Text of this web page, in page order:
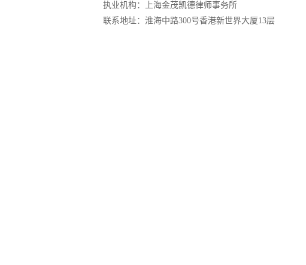
执业机构：上海金茂凯德律师事务所
联系地址：淮海中路300号香港新世界大厦13层